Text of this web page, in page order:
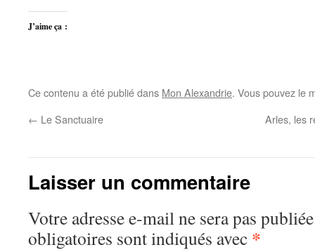
J’aime ça :
Ce contenu a été publié dans Mon Alexandrie. Vous pouvez le
← Le Sanctuaire Arles, les
Laisser un commentaire
Votre adresse e-mail ne sera pas
obligatoires sont indiqués avec *